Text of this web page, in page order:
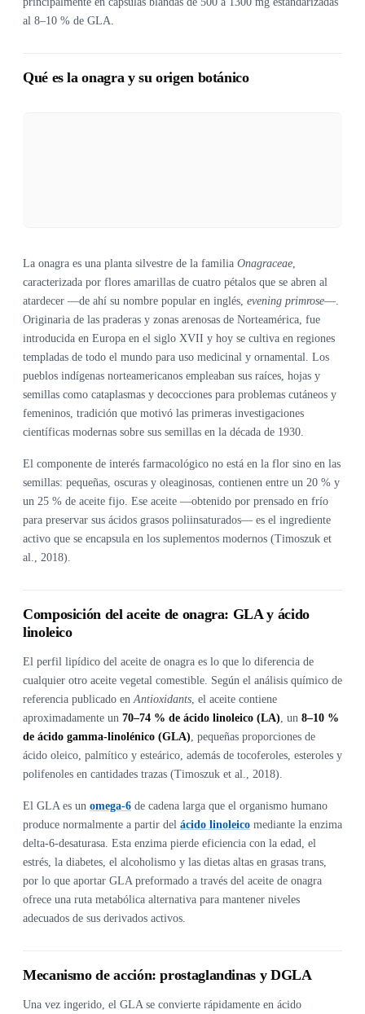
al 8–10 % de GLA.
Qué es la onagra y su origen botánico
La onagra es una planta silvestre de la familia Onagraceae
caracterizada por flores amarillas de cuatro pétalos que se abren al
atardecer —de ahí su nombre popular en inglés, evening primrose—.
Originaria de las praderas y zonas arenosas de Norteamérica, fue
introducida en Europa en el siglo XVII y hoy se cultiva en regiones
templadas de todo el mundo para uso medicinal y ornamental. Los
pueblos indígenas norteamericanos empleaban sus raíces, hojas y
semillas como cataplasmas y decocciones para problemas cutáneos y
femeninos, tradición que motivó las primeras investigaciones
científicas modernas sobre sus semillas en la década de 1930.
El componente de interés farmacológico no está en la flor sino en las
semillas: pequeñas, oscuras y oleaginosas, contienen entre un 20 % y
un 25 % de aceite fijo. Ese aceite —obtenido por prensado en frío
para preservar sus ácidos grasos poliinsaturados— es el ingrediente
activo que se encapsula en los suplementos modernos (Timoszuk et
al., 2018).
Composición del aceite de onagra: GLA y ácido
linoleico
El perfil lipídico del aceite de onagra es lo que lo diferencia de
cualquier otro aceite vegetal comestible. Según el análisis químico de
referencia publicado en Antioxidants , el aceite contiene
aproximadamente un 70–74 % de ácido linoleico (LA) , un 8–10 %
de ácido gamma-linolénico (GLA) , pequeñas proporciones de
ácido oleico, palmítico y esteárico, además de tocoferoles, esteroles y
polifenoles en cantidades trazas (Timoszuk et al., 2018).
El GLA es un omega-6 de cadena larga que el organismo humano
produce normalmente a partir del ácido linoleico mediante la enzima
delta-6-desaturasa. Esta enzima pierde eficiencia con la edad, el
estrés, la diabetes, el alcoholismo y las dietas altas en grasas trans,
por lo que aportar GLA preformado a través del aceite de onagra
ofrece una ruta metabólica alternativa para mantener niveles
adecuados de sus derivados activos.
Mecanismo de acción: prostaglandinas y DGLA
Una vez ingerido, el GLA se convierte rápidamente en ácido